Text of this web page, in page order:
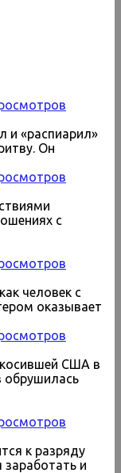
и «распиарил»
Он
с
человек с
оказывает
США в
обрушилась
к разряду
заработать и